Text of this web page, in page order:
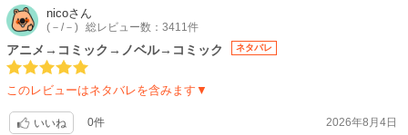
児童文学作家のロイド・アリクザンダーの『人間になりたがった猫』な
ど、彼が描く猫達にも通じるエッセンスを感じました。
少しおとぎ話調な語り口のも彼の作品を想起せるのかもしれません。
ちょっとこれは買い揃えたいですね。
nicoさん
(－/－) 総レビュー数：3411件
アニメ→コミック→ノベル→コミック ネタバレ
このレビューはネタバレを含みます▼
いいね 0件 2026年8月4日